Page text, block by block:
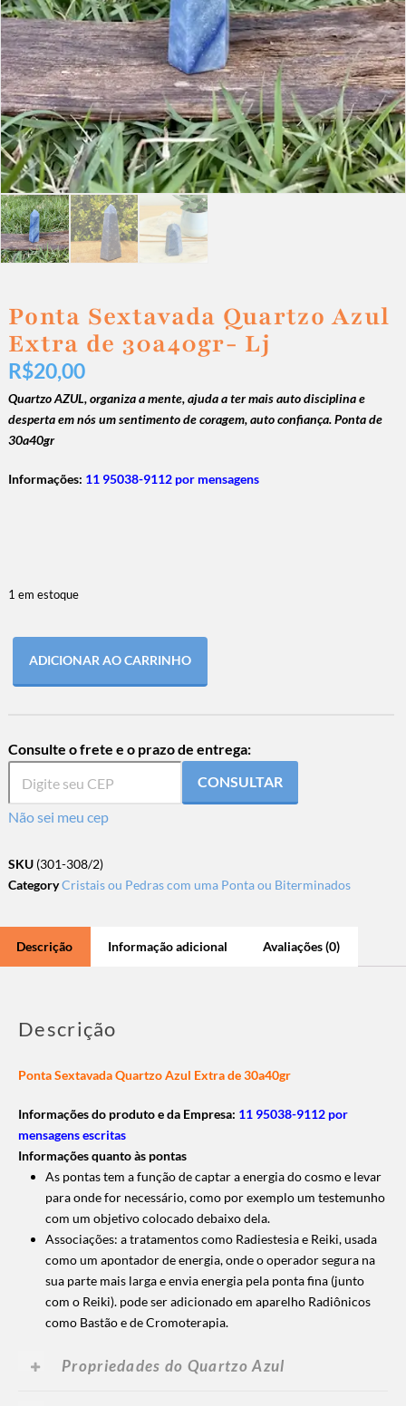
Ponta Sextavada Quartzo Azul
Extra de 30a40gr- Lj
R$20,00
Quartzo AZUL, organiza a mente, ajuda a ter mais auto disciplina e
desperta em nós um sentimento de coragem, auto confiança. Ponta de
30a40gr
Informações: 11 95038-9112 por mensagens
1 em estoque
ADICIONAR AO CARRINHO
Consulte o frete e o prazo de entrega:
CONSULTAR
Não sei meu cep
SKU (301-308/2)
CategoryCristais ou Pedras com uma Ponta ou Biterminados
Descrição Informação adicional Avaliações (0)
Descrição
Ponta Sextavada Quartzo Azul Extra de 30a40gr
Informações do produto e da Empresa: 11 95038-9112 por
mensagens escritas
Informações quanto às pontas
As pontas tem a função de captar a energia do cosmo e levar
para onde for necessário, como por exemplo um testemunho
com um objetivo colocado debaixo dela.
Associações: a tratamentos como Radiestesia e Reiki, usada
como um apontador de energia, onde o operador segura na
sua parte mais larga e envia energia pela ponta fina (junto
com o Reiki). pode ser adicionado em aparelho Radiônicos
como Bastão e de Cromoterapia.
Propriedades do Quartzo Azul